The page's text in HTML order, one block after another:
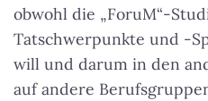
obwohl die „ForuM“-
Tatschwerpunkte und -
will und darum in den
auf andere